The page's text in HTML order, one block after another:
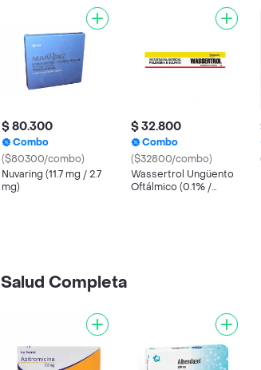
$ 80.300
Combo
($80300/combo)
Nuvaring (11.7 mg / 2.7
mg)
$ 32.800
Combo
($32800/combo)
Wassertrol Ungüento
Oftálmico (0.1% /
Salud Completa